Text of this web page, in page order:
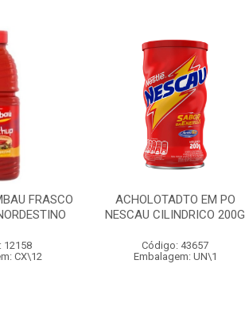
FRASCO
12158
CX\12
ACHOLOTADTO EM PO
NESCAU CILINDRICO 200G
Código: 43657
Embalagem: UN\1